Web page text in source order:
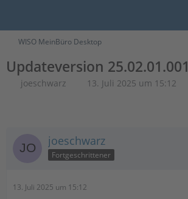
WISO MeinBüro Desktop
Updateversion 25.02.01.001
joeschwarz 13. Juli 2025 um 15:12
joeschwarz
Fortgeschrittener
13. Juli 2025 um 15:12